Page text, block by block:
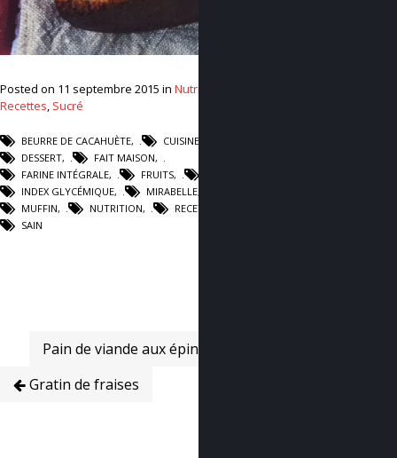
Posted on 11 septembre 2015 in Nutrition
Recettes, Sucré
BEURRE DE CACAHUÈTE, CUISINE
DESSERT, FAIT MAISON,
FARINE INTÉGRALE, FRUITS,
INDEX GLYCÉMIQUE, MIRABELLE,
MUFFIN, NUTRITION, RECETTE
SAIN
Pain de viande aux épinards
Gratin de fraises